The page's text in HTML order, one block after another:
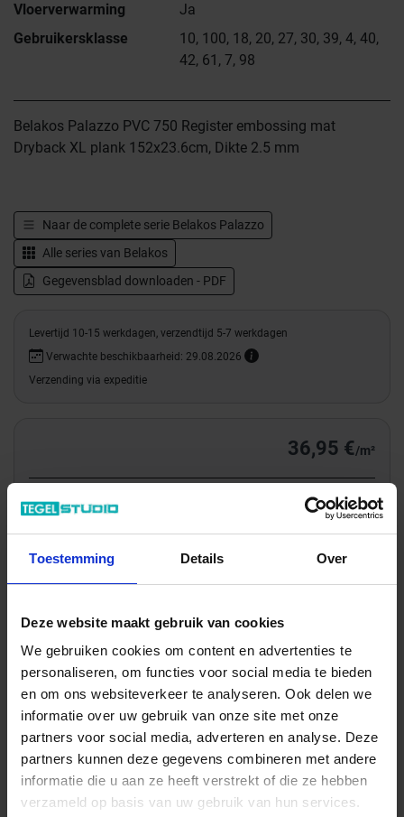
Toestemming Details Over
Deze website maakt gebruik van cookies
We gebruiken cookies om content en advertenties te
personaliseren, om functies voor social media te bieden
en om ons websiteverkeer te analyseren. Ook delen we
informatie over uw gebruik van onze site met onze
partners voor social media, adverteren en analyse. Deze
partners kunnen deze gegevens combineren met andere
informatie die u aan ze heeft verstrekt of die ze hebben
verzameld op basis van uw gebruik van hun services.
Vloerverwarming
Ja
Gebruikersklasse
10, 100, 18, 20, 27, 30, 39, 4, 40,
42, 61, 7, 98
Belakos Palazzo PVC 750 Register embossing mat
Dryback XL plank 152x23.6cm, Dikte 2.5 mm
Naar de complete serie Belakos Palazzo
Alle series van Belakos
Gegevensblad downloaden - PDF
Levertijd 10-15 werkdagen, verzendtijd 5-7 werkdagen
Verwachte beschikbaarheid: 29.08.2026
Verzending via expeditie
36,95 €/m²
Totale prijs / geleverde hoeveelheid
133,77 €
Wil je graag een afspraak?